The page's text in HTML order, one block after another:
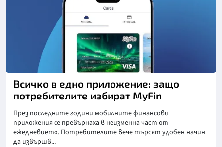
Всичко в едно приложение: защо
потребителите избират MyFin
През последните години мобилните финансови
приложения се превърнаха в неизменна част от
ежедневието. Потребителите вече търсят удобен начин
да извършв...